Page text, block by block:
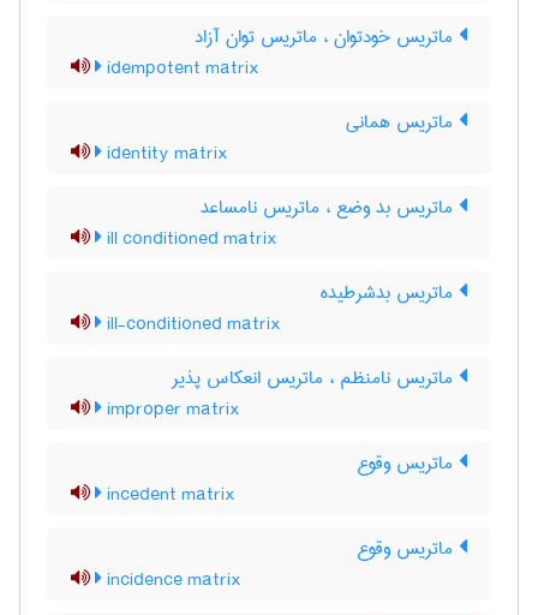
ماتریس خودتوان ، ماتریس توان آزاد
idempotent matrix
ماتریس همانی
identity matrix
ماتریس بد وضع ، ماتریس نامساعد
ill conditioned matrix
ماتریس بدشرطیده
ill-conditioned matrix
ماتریس نامنظم ، ماتریس انعکاس پذیر
improper matrix
ماتریس وقوع
incedent matrix
ماتریس وقوع
incidence matrix